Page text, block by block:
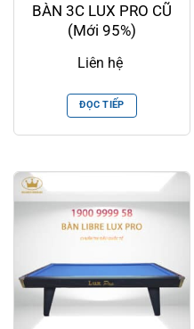
BÀN 3C LUX PRO CŨ
(Mới 95%)
Liên hệ
ĐỌC TIẾP